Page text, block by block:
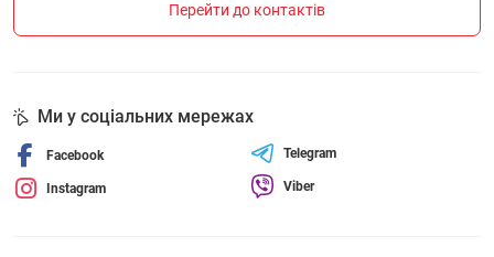
Перейти до контактів
Ми у соціальних мережах
Facebook
Instagram
Telegram
Viber